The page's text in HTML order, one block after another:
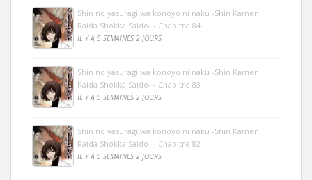
Shin no yasuragi wa konoyo ni naku -Shin Kamen
Raida Shokka Saido- - Chapitre 84
IL Y A 5 SEMAINES 2 JOURS
Shin no yasuragi wa konoyo ni naku -Shin Kamen
Raida Shokka Saido- - Chapitre 83
IL Y A 5 SEMAINES 2 JOURS
Shin no yasuragi wa konoyo ni naku -Shin Kamen
Raida Shokka Saido- - Chapitre 82
IL Y A 5 SEMAINES 2 JOURS